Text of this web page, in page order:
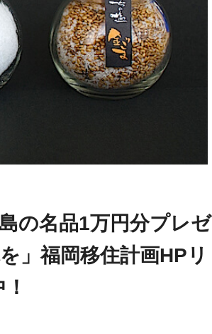
の名品1万円分プレゼ
」福岡移住計画HPリ